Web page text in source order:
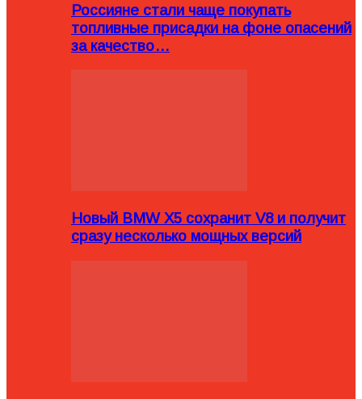
Россияне стали чаще покупать
топливные присадки на фоне опасений
за качество…
Новый BMW X5 сохранит V8 и получит
сразу несколько мощных версий